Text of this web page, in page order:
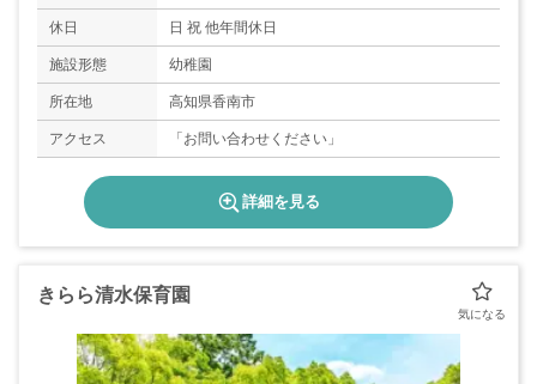
休日 日 祝 他年間休日
施設形態 幼稚園
所在地 高知県香南市
アクセス 「お問い合わせください」
詳細を見る
きらら清水保育園